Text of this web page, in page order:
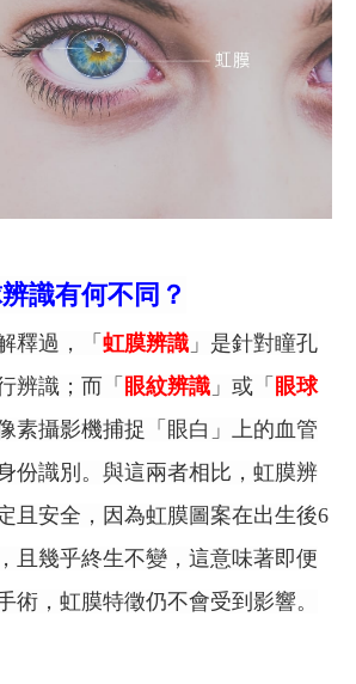
識有何不同？
釋過，「 虹膜辨識 」是針對瞳孔
辨識；而「 眼紋辨識 」或「 眼球
素攝影機捕捉 「眼白」
上的血管
份識別。與這兩者相比，虹膜辨
且安全，因為虹膜圖案在出生後6
且幾乎終生不變，這意味著即便
術，虹膜特徵仍不會受到影響。